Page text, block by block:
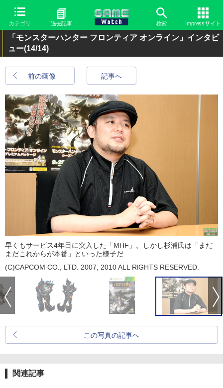
カテゴリ 過去記事 検索 Impressサイト
「モンスターハンター フロンティア オンライン」インタビ
ュー(14/14)
前の画像 記事へ
早くもサービス4年目に突入した「MHF」。しかし杉浦氏は「まだ
まだこれからが本番」といった様子だ
(C)CAPCOM CO., LTD. 2007, 2010 ALL RIGHTS RESERVED.
この写真の記事へ
関連記事